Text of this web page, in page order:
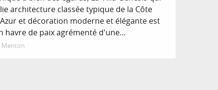
architecture classée typique de la Côte
et décoration moderne et élégante est
havre de paix agrémenté d'une...
Menton